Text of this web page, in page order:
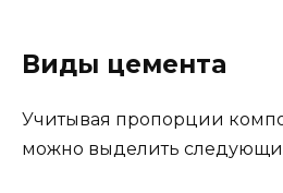
Виды цемента
Учитывая пропорции
можно выделить